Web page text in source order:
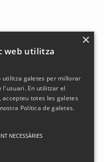
×
web utilitza
utilitza galetes per millorar
l'usuari. En utilitzar el
accepteu totes les galetes
Política de galetes.
NECESSÀRIES